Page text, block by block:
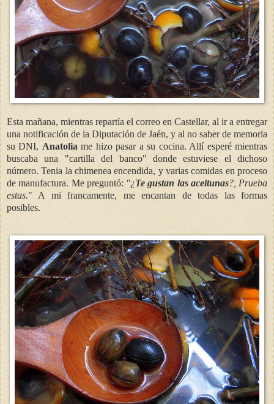
Esta mañana, mientras repartía el correo en Castellar, al ir a entregar
una notificación de la Diputación de Jaén, y al no saber de memoria
su DNI, Anatolia me hizo pasar a su cocina. Allí esperé mientras
buscaba una "cartilla del banco" donde estuviese el dichoso
número. Tenia la chimenea encendida, y varias comidas en proceso
de manufactura. Me preguntó: "¿Te gustan las aceitunas?, Prueba
estas." A mi francamente, me encantan de todas las formas
posibles.